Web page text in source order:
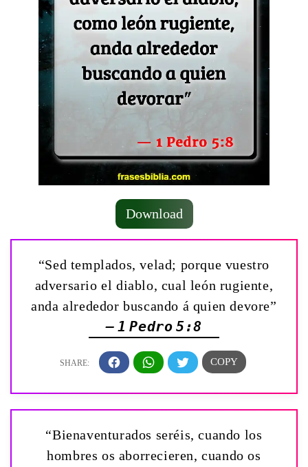
Download
“Sed templados, velad; porque vuestro
adversario el diablo, cual león rugiente,
anda alrededor buscando á quien devore”
— 1 Pedro 5:8
“Bienaventurados seréis, cuando los
hombres os aborrecieren, cuando os